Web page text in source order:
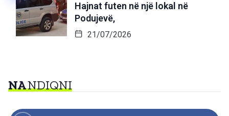
Hajnat futen në një lokal në
Podujevë,
21/07/2026
NANDIQNI